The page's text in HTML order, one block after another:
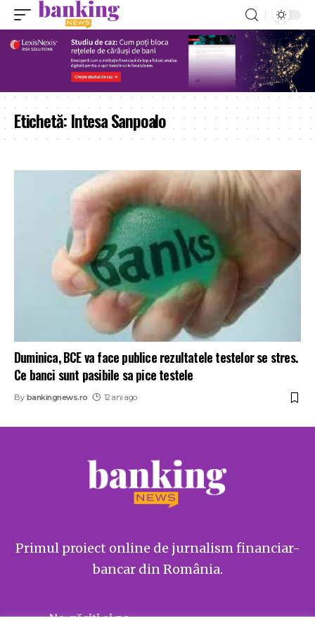
Etichetă:Intesa Sanpoalo
Duminica, BCE va face publice rezultatele testelor se stres.
Ce banci sunt pasibile sa pice testele
By bankingnews.ro 12 ani ago
Primul proiect online de jurnalism financiar-
bancar din România.
Ne găsiți și pe